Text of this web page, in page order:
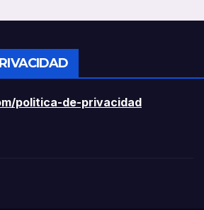
politica-de-privacidad